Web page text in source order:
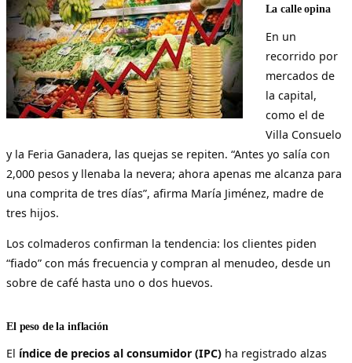
La calle opina
En un
recorrido por
mercados de
la capital,
como el de
Villa Consuelo
y la Feria Ganadera, las quejas se repiten. “Antes yo salía con
2,000 pesos y llenaba la nevera; ahora apenas me alcanza para
una comprita de tres días”, afirma María Jiménez, madre de
tres hijos.
Los colmaderos confirman la tendencia: los clientes piden
“fiado” con más frecuencia y compran al menudeo, desde un
sobre de café hasta uno o dos huevos.
El peso de la inflación
El índice de precios al consumidor (IPC) ha registrado alzas